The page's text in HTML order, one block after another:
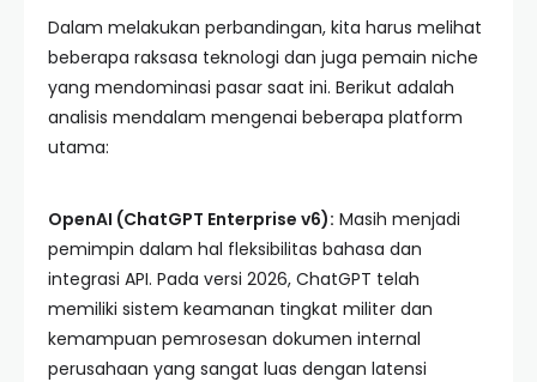
Dalam melakukan perbandingan, kita harus melihat
beberapa raksasa teknologi dan juga pemain niche
yang mendominasi pasar saat ini. Berikut adalah
analisis mendalam mengenai beberapa platform
utama:
OpenAI (ChatGPT Enterprise v6): Masih menjadi
pemimpin dalam hal fleksibilitas bahasa dan
integrasi API. Pada versi 2026, ChatGPT telah
memiliki sistem keamanan tingkat militer dan
kemampuan pemrosesan dokumen internal
perusahaan yang sangat luas dengan latensi